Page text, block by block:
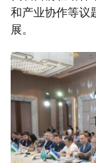
和产业协作等议
展。